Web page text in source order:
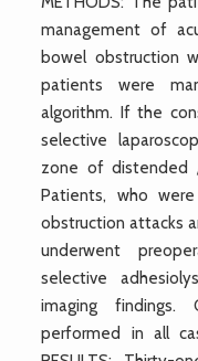
management of
bowel obstruction
patients were
algorithm. If the
selective
zone of distended
Patients, who
obstruction attacks
underwent
selective
imaging findings.
performed in all